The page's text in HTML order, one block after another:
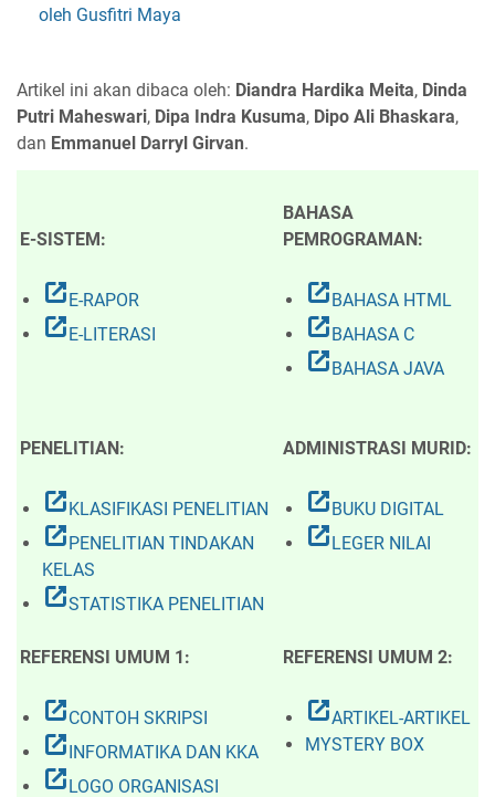
oleh Gusfitri Maya
Artikel ini akan dibaca oleh: Diandra Hardika Meita, Dinda
Putri Maheswari, Dipa Indra Kusuma, Dipo Ali Bhaskara,
dan Emmanuel Darryl Girvan.
E-SISTEM:
BAHASA
PEMROGRAMAN:
open_in_new E-RAPOR
open_in_new E-LITERASI
open_in_new BAHASA HTML
open_in_new BAHASA C
open_in_new BAHASA JAVA
PENELITIAN: ADMINISTRASI MURID:
open_in_new KLASIFIKASI PENELITIAN
open_in_new PENELITIAN TINDAKAN
KELAS
open_in_newSTATISTIKA PENELITIAN
open_in_new BUKU DIGITAL
open_in_new LEGER NILAI
REFERENSI UMUM 1: REFERENSI UMUM 2:
open_in_newCONTOH SKRIPSI
open_in_new INFORMATIKA DAN KKA
open_in_new LOGO ORGANISASI
open_in_newARTIKEL-ARTIKEL
MYSTERY BOX